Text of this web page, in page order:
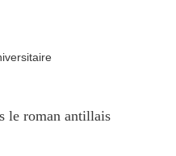
le roman antillais